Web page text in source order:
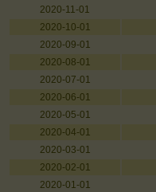
2020-11-01
2020-10-01
2020-09-01
2020-08-01
2020-07-01
2020-06-01
2020-05-01
2020-04-01
2020-03-01
2020-02-01
2020-01-01